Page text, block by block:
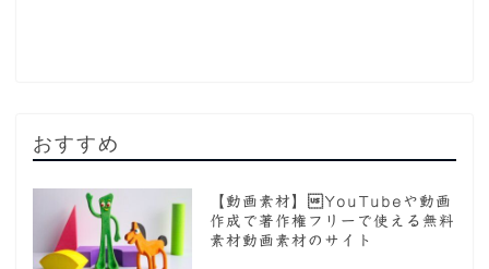
おすすめ
【動画素材】YouTubeや動画
作成で著作権フリーで使える無料
素材動画素材のサイト